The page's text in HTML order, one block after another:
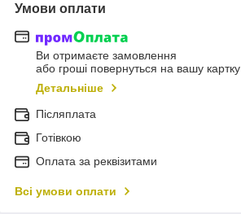
Умови оплати
Ви отримаєте замовлення
або гроші повернуться на вашу картку
Детальніше
Післяплата
Готівкою
Оплата за реквізитами
Всі умови оплати